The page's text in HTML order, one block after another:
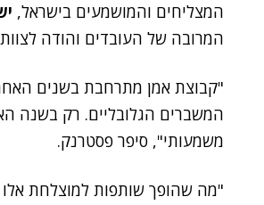
המצליחים והמושמעים בישראל,
המרובה של העובדים והודה
משמעותי", סיפר פסטרנק.
"מה שהופך שותפות למוצלחת